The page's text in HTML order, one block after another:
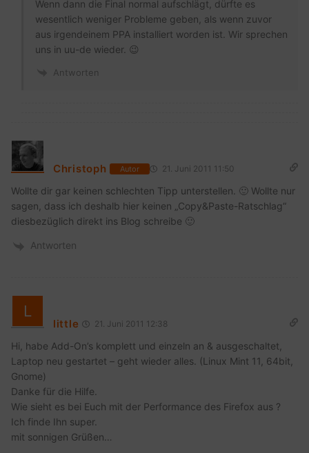
Wenn dann die Final normal aufschlägt, dürfte es
wesentlich weniger Probleme geben, als wenn zuvor
aus irgendeinem PPA installiert worden ist. Wir sprechen
uns in uu-de wieder. 😉
Antworten
Christoph Autor 21. Juni 2011 11:50
Wollte dir gar keinen schlechten Tipp unterstellen. 🙂 Wollte nur
sagen, dass ich deshalb hier keinen „Copy&Paste-Ratschlag“
diesbezüglich direkt ins Blog schreibe 🙂
Antworten
little 21. Juni 2011 12:38
Hi, habe Add-On’s komplett und einzeln an & ausgeschaltet,
Laptop neu gestartet – geht wieder alles. (Linux Mint 11, 64bit,
Gnome)
Danke für die Hilfe.
Wie sieht es bei Euch mit der Performance des Firefox aus ?
Ich finde Ihn super.
mit sonnigen Grüßen…